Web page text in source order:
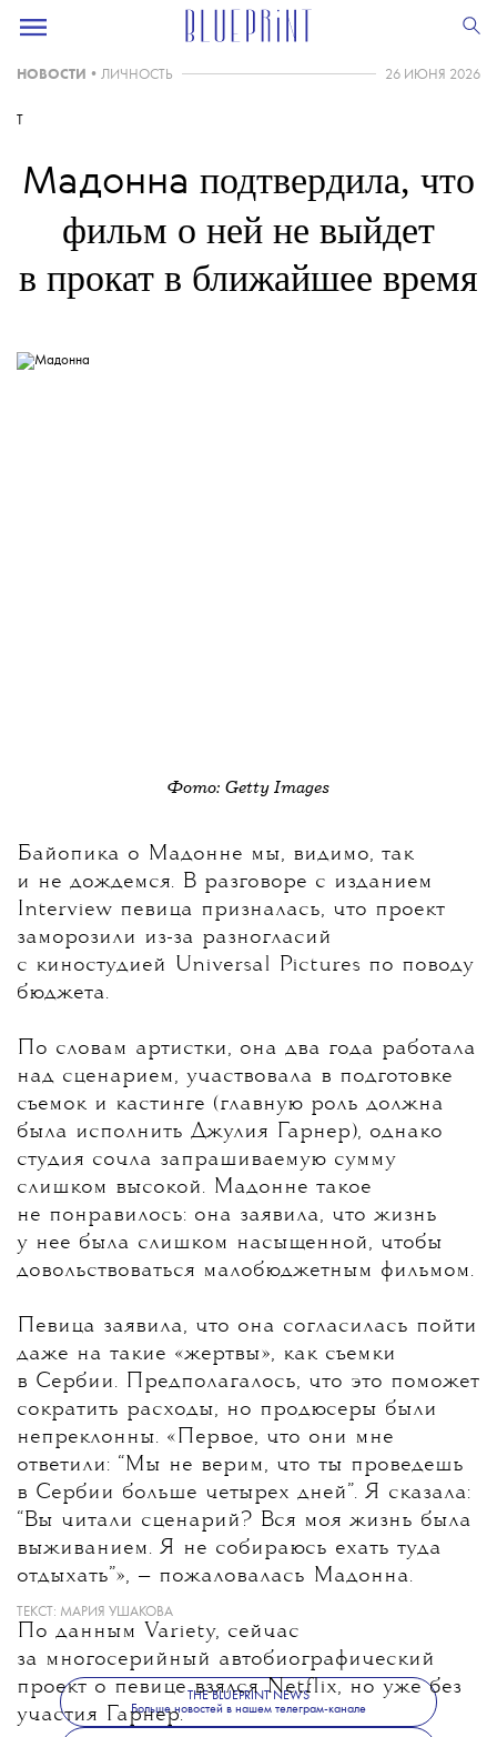
НОВОСТИ • ЛИЧНОСТЬ 26 ИЮНЯ 2026
T
Мадонна подтвердила, что
фильм о ней не выйдет
в прокат в ближайшее время
Фото: Getty Images
Байопика о Мадонне мы, видимо, так
и не дождемся. В разговоре с изданием
Interview певица призналась, что проект
заморозили из-за разногласий
с киностудией Universal Pictures по поводу
бюджета.
По словам артистки, она два года работала
над сценарием, участвовала в подготовке
съемок и кастинге (главную роль должна
была исполнить Джулия Гарнер), однако
студия сочла запрашиваемую сумму
слишком высокой. Мадонне такое
не понравилось: она заявила, что жизнь
у нее была слишком насыщенной, чтобы
довольствоваться малобюджетным фильмом.
Певица заявила, что она согласилась пойти
даже на такие «жертвы», как съемки
в Сербии. Предполагалось, что это поможет
сократить расходы, но продюсеры были
непреклонны. «Первое, что они мне
ответили: “Мы не верим, что ты проведешь
в Сербии больше четырех дней”. Я сказала:
“Вы читали сценарий? Вся моя жизнь была
выживанием. Я не собираюсь ехать туда
отдыхать”», — пожаловалась Мадонна.
По данным Variety, сейчас
за многосерийный автобиографический
проект о певице взялся Netflix, но уже без
участия Гарнер.
ТЕКСТ: МАРИЯ УШАКОВА
THE BLUEPRINT NEWS
Больше новостей в нашем телеграм-канале